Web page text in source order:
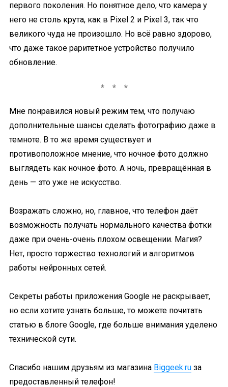
первого поколения. Но понятное дело, что камера у
него не столь крута, как в Pixel 2 и Pixel 3, так что
великого чуда не произошло. Но всё равно здорово,
что даже такое раритетное устройство получило
обновление.
Мне понравился новый режим тем, что получаю
дополнительные шансы сделать фотографию даже в
темноте. В то же время существует и
противоположное мнение, что ночное фото должно
выглядеть как ночное фото. А ночь, превращённая в
день — это уже не искусство.
Возражать сложно, но, главное, что телефон даёт
возможность получать нормального качества фотки
даже при очень-очень плохом освещении. Магия?
Нет, просто торжество технологий и алгоритмов
работы нейронных сетей.
Секреты работы приложения Google не раскрывает,
но если хотите узнать больше, то можете почитать
статью в блоге Google, где больше внимания уделено
технической сути.
Спасибо нашим друзьям из магазина Biggeek.ru за
предоставленный телефон!